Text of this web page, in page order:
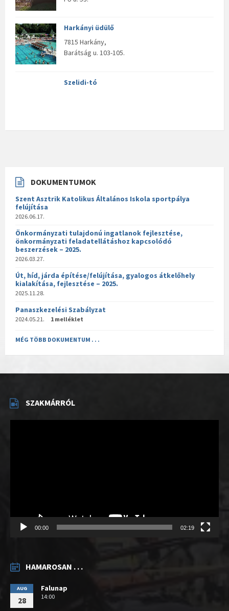
Harkányi üdülő
7815 Harkány,
Barátság u. 103-105.
Szelidi-tó
DOKUMENTUMOK
Szent Asztrik Katolikus Általános Iskola sportpálya
felújítása
2026.06.17.
Önkormányzati tulajdonú ingatlanok fejlesztése,
önkormányzati feladatellátáshoz kapcsolódó
beszerzések – 2025.
2026.03.27.
Út, híd, járda építése/felújítása, gyalogos átkelőhely
kialakítása, fejlesztése – 2025.
2025.11.28.
Panaszkezelési Szabályzat
2024.05.21. 1 melléklet
MÉG TÖBB DOKUMENTUM . . .
SZAKMÁRRÓL
00:00 02:19
HAMAROSAN . . .
AUG
28
Falunap
14:00